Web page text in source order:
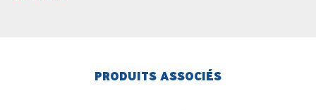
PRODUITS ASSOCIÉS